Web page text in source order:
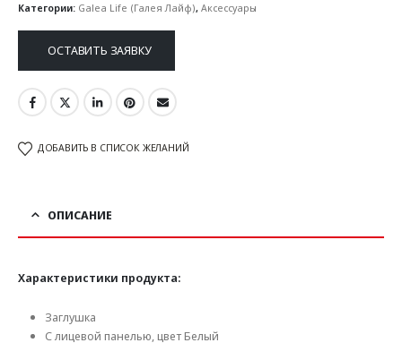
Категории: Galea Life (Галея Лайф), Аксессуары
ОСТАВИТЬ ЗАЯВКУ
ДОБАВИТЬ В СПИСОК ЖЕЛАНИЙ
ОПИСАНИЕ
Характеристики продукта:
Заглушка
С лицевой панелью, цвет Белый